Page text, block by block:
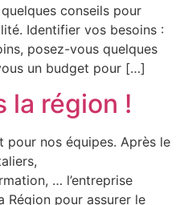
conseils pour
Identifier vos besoins :
posez-vous quelques
un budget pour […]
la région !
pour nos équipes. Après le
… l’entreprise
Région pour assurer le